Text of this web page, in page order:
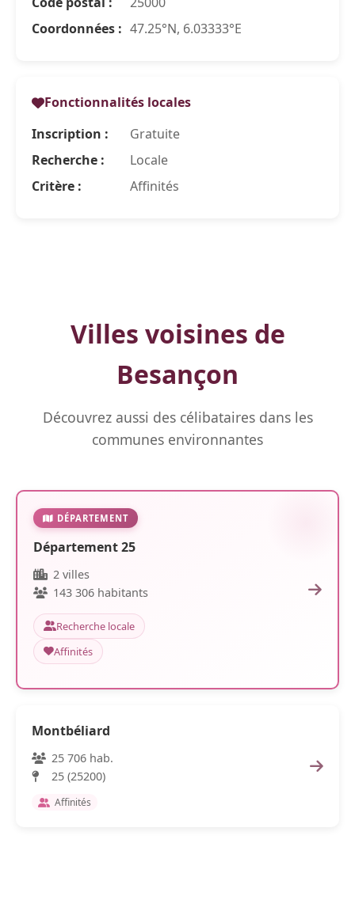
Coordonnées : 47.25°N, 6.03333°E
Fonctionnalités locales
Inscription :
Gratuite
Recherche :
Locale
Critère :
Affinités
Villes voisines de
Besançon
Découvrez aussi des célibataires dans les
communes environnantes
DÉPARTEMENT
Département 25
2 villes
143 306 habitants
Recherche locale
Affinités
Montbéliard
25 706 hab.
25 (25200)
Affinités